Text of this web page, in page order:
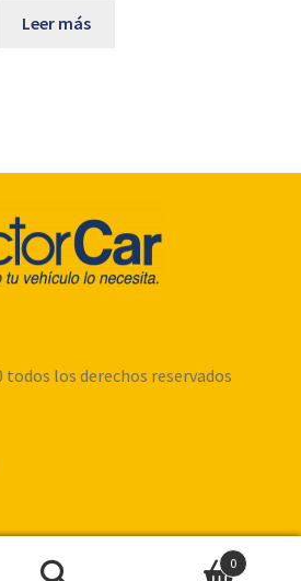
Leer más
todos los derechos reservados
0